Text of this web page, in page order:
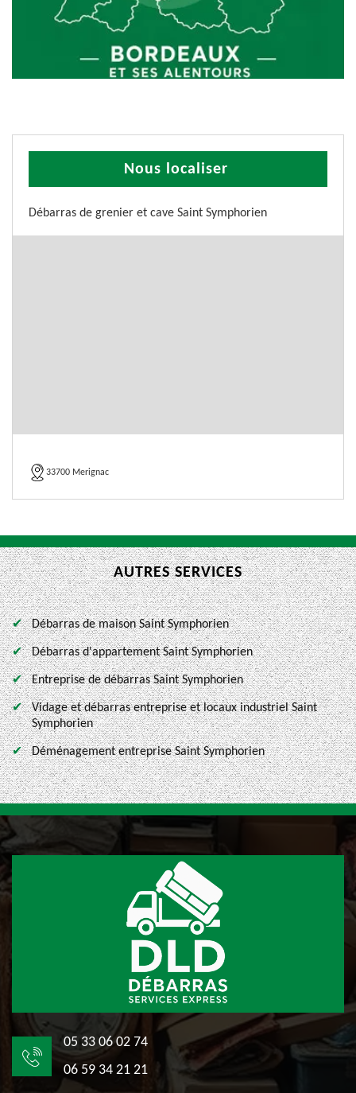
Nous localiser
Débarras de grenier et cave Saint Symphorien
33700 Merignac
AUTRES SERVICES
Débarras de maison Saint Symphorien
Débarras d'appartement Saint Symphorien
Entreprise de débarras Saint Symphorien
Vidage et débarras entreprise et locaux industriel Saint
Symphorien
Déménagement entreprise Saint Symphorien
05 33 06 02 74
06 59 34 21 21